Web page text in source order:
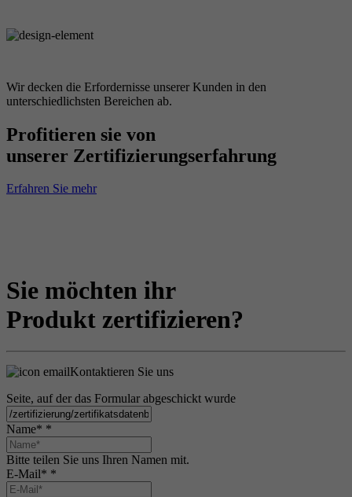
Wir decken die Erfordernisse unserer Kunden in den
unterschiedlichsten Bereichen ab.
Profitieren sie von
unserer Zertifizierungserfahrung
Erfahren Sie mehr
Sie möchten ihr
Produkt zertifizieren?
Kontaktieren Sie uns
Seite, auf der das Formular abgeschickt wurde
Name* *
Bitte teilen Sie uns Ihren Namen mit.
E-Mail* *